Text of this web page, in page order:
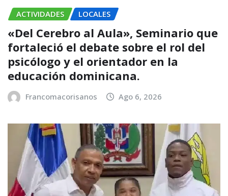
ACTIVIDADES LOCALES
«Del Cerebro al Aula», Seminario que
fortaleció el debate sobre el rol del
psicólogo y el orientador en la
educación dominicana.
Francomacorisanos Ago 6, 2026